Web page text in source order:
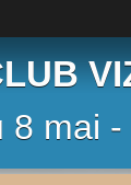
8 mai